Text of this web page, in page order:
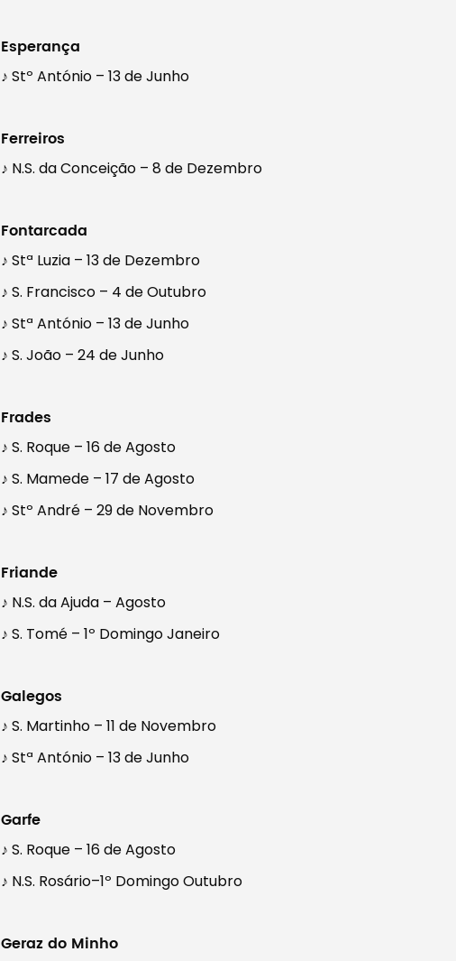
Esperança
♪ Stº António – 13 de Junho
Ferreiros
♪ N.S. da Conceição – 8 de Dezembro
Fontarcada
♪ Stª Luzia – 13 de Dezembro
♪ S. Francisco – 4 de Outubro
♪ Stª António – 13 de Junho
♪ S. João – 24 de Junho
Frades
♪ S. Roque – 16 de Agosto
♪ S. Mamede – 17 de Agosto
♪ Stº André – 29 de Novembro
Friande
♪ N.S. da Ajuda – Agosto
♪ S. Tomé – 1º Domingo Janeiro
Galegos
♪ S. Martinho – 11 de Novembro
♪ Stª António – 13 de Junho
Garfe
♪ S. Roque – 16 de Agosto
♪ N.S. Rosário–1º Domingo Outubro
Geraz do Minho